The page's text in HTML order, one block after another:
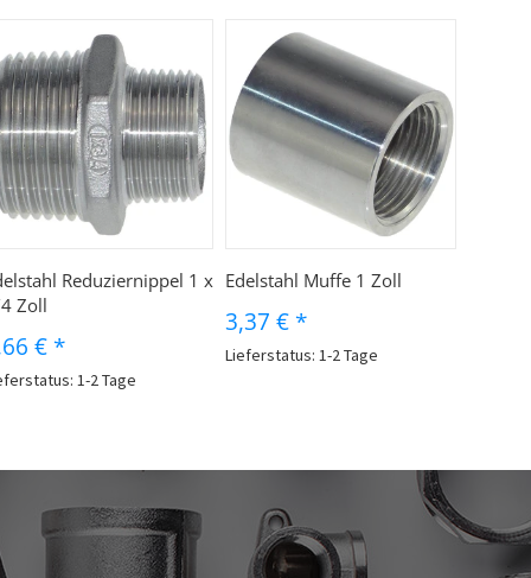
Reduziernippel 1 x
Zoll
€ *
1-2 Tage
Edelstahl Muffe 1 Zoll
3,37 € *
Lieferstatus: 1-2 Tage